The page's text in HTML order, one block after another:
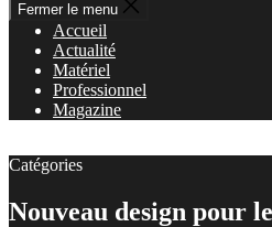
Fermer le menu
Accueil
Actualité
Matériel
Professionnel
Magazine
Catégories
Nouveau design pour